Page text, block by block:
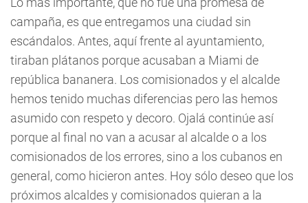
campaña, es que entregamos una ciudad sin
escándalos. Antes, aquí frente al ayuntamiento,
tiraban plátanos porque acusaban a Miami de
república bananera. Los comisionados y el alcalde
hemos tenido muchas diferencias pero las hemos
asumido con respeto y decoro. Ojalá continúe así
porque al final no van a acusar al alcalde o a los
comisionados de los errores, sino a los cubanos en
general, como hicieron antes. Hoy sólo deseo que los
próximos alcaldes y comisionados quieran a la